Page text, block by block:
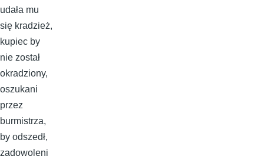
udała mu
się kradzież,
kupiec by
nie został
okradziony,
oszukani
przez
burmistrza,
by odszedł,
zadowoleni